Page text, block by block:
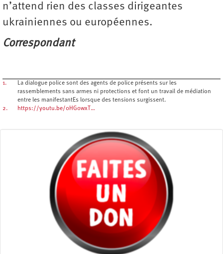
n’attend rien des classes dirigeantes
ukrainiennes ou européennes.
Correspondant
1.
La dialogue police sont des agents de police présents sur les
rassemblements sans armes ni protections et font un travail de médiation
entre les manifestantEs lorsque des tensions surgissent.
2.
https://youtu.be/0HG0wxT…